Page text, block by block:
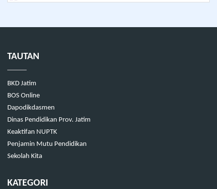
TAUTAN
BKD Jatim
BOS Online
Dapodikdasmen
Dinas Pendidikan Prov. Jatim
Keaktifan NUPTK
Penjamin Mutu Pendidikan
Sekolah Kita
KATEGORI